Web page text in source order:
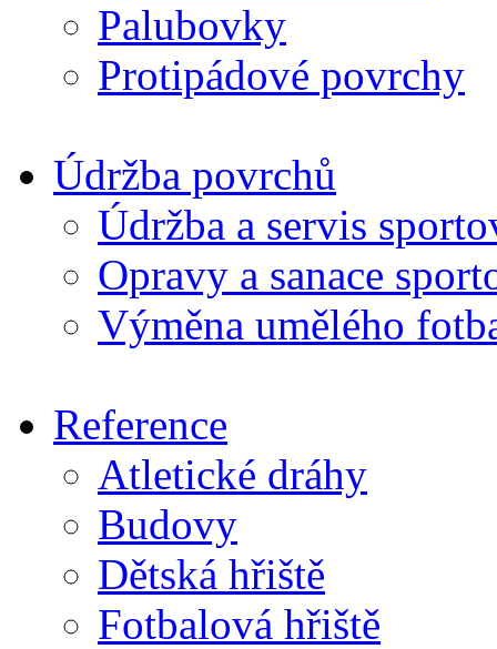
Palubovky
Protipádové povrchy
Údržba povrchů
Údržba a servis
Opravy a sanace
Výměna umělého
Reference
Atletické dráhy
Budovy
Dětská hřiště
Fotbalová hřiště